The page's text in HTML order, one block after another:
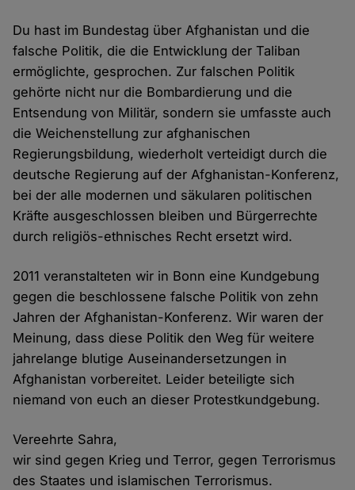
Du hast im Bundestag über Afghanistan und die
falsche Politik, die die Entwicklung der Taliban
ermöglichte, gesprochen. Zur falschen Politik
gehörte nicht nur die Bombardierung und die
Entsendung von Militär, sondern sie umfasste auch
die Weichenstellung zur afghanischen
Regierungsbildung, wiederholt verteidigt durch die
deutsche Regierung auf der Afghanistan-Konferenz,
bei der alle modernen und säkularen politischen
Kräfte ausgeschlossen bleiben und Bürgerrechte
durch religiös-ethnisches Recht ersetzt wird.
2011 veranstalteten wir in Bonn eine Kundgebung
gegen die beschlossene falsche Politik von zehn
Jahren der Afghanistan-Konferenz. Wir waren der
Meinung, dass diese Politik den Weg für weitere
jahrelange blutige Auseinandersetzungen in
Afghanistan vorbereitet. Leider beteiligte sich
niemand von euch an dieser Protestkundgebung.
Vereehrte Sahra,
wir sind gegen Krieg und Terror, gegen Terrorismus
des Staates und islamischen Terrorismus.